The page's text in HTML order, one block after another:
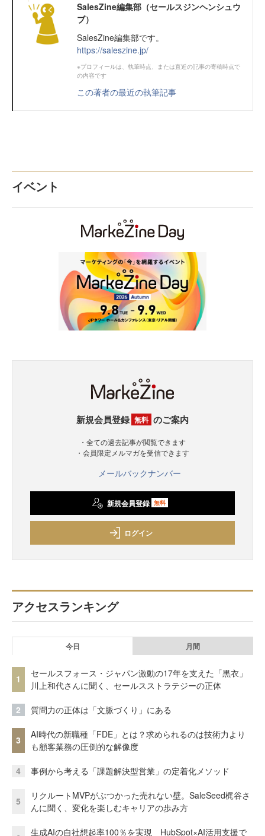
SalesZine編集部（セールスジンヘンシュウ
ブ）
SalesZine編集部です。
https://saleszine.jp/
※プロフィールは、執筆時点、または直近の記事の寄稿時点で
の内容です
この著者の最近の執筆記事
イベント
新規会員登録 無料 のご案内
・全ての過去記事が閲覧できます
・会員限定メルマガを受信できます
メールバックナンバー
新規会員登録 無料
ログイン
アクセスランキング
今日 月間
1
セールスフォース・ジャパン激動の17年を支えた「黒衣」
川上和代さんに聞く、セールスストラテジーの正体
2 質問力の正体は「文脈づくり」にある
3
AI時代の新職種「FDE」とは？求められるのは技術力より
も顧客業務の圧倒的な解像度
4 事例から考える「課題解決型営業」の定着化メソッド
5
リクルートMVPがぶつかった売れない壁。SaleSeed梶谷さ
んに聞く、変化を楽しむキャリアの歩み方
生成AIの自社想起率100％を実現 HubSpot×AI活用支援で